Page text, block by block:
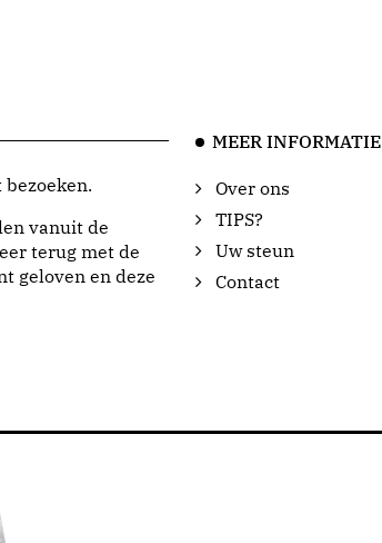
vanuit de
terug met de
geloven en deze
MEER INFORMATIE
Over ons
TIPS?
Uw steun
Contact